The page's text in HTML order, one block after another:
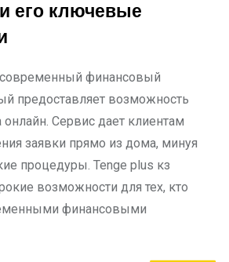
его ключевые
современный финансовый
предоставляет возможность
онлайн. Сервис дает клиентам
заявки прямо из дома, минуя
процедуры. Tenge plus кз
возможности для тех, кто
финансовыми